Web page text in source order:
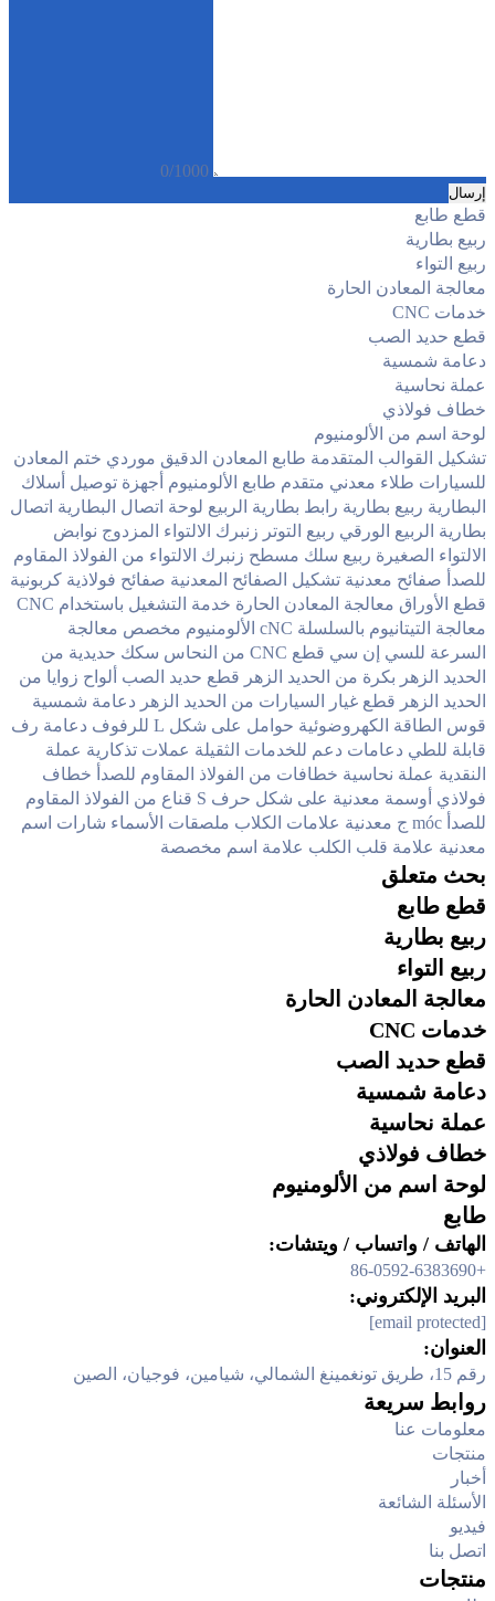
0/1000
إرسال
قطع طابع
ربيع بطارية
ربيع التواء
معالجة المعادن الحارة
خدمات CNC
قطع حديد الصب
دعامة شمسية
عملة نحاسية
خطاف فولاذي
لوحة اسم من الألومنيوم
تشكيل القوالب المتقدمة طابع المعادن الدقيق موردي ختم المعادن
للسيارات طلاء معدني متقدم طابع الألومنيوم أجهزة توصيل أسلاك
البطارية ربيع بطارية رابط بطارية الربيع لوحة اتصال البطارية اتصال
بطارية الربيع الورقي ربيع التوتر زنبرك الالتواء المزدوج نوابض
الالتواء الصغيرة ربيع سلك مسطح زنبرك الالتواء من الفولاذ المقاوم
للصدأ صفائح معدنية تشكيل الصفائح المعدنية صفائح فولاذية كربونية
قطع الأوراق معالجة المعادن الحارة خدمة التشغيل باستخدام CNC
معالجة التيتانيوم بالسلسلة cNC الألومنيوم مخصص
معالجة
السرعة للسي إن سي قطع CNC من النحاس
سكك حديدية من
الحديد الزهر بكرة من الحديد الزهر قطع حديد الصب ألواح زوايا من
الحديد الزهر قطع غيار السيارات من الحديد الزهر دعامة شمسية
قوس الطاقة الكهروضوئية حوامل على شكل L للرفوف
دعامة رف
قابلة للطي دعامات دعم للخدمات الثقيلة عملات تذكارية عملة
النقدية عملة نحاسية خطافات من الفولاذ المقاوم للصدأ خطاف
فولاذي أوسمة معدنية على شكل حرف S
قناع من الفولاذ المقاوم
للصدأ móc ج معدنية علامات الكلاب ملصقات الأسماء شارات اسم
معدنية علامة قلب الكلب علامة اسم مخصصة
بحث متعلق
قطع طابع
ربيع بطارية
ربيع التواء
معالجة المعادن الحارة
خدمات CNC
قطع حديد الصب
دعامة شمسية
عملة نحاسية
خطاف فولاذي
لوحة اسم من الألومنيوم
طابع
الهاتف / واتساب / ويتشات:
+86-0592-6383690
البريد الإلكتروني:
[email protected]
العنوان:
رقم 15، طريق تونغمينغ الشمالي، شيامين، فوجيان، الصين
روابط سريعة
معلومات عنا
منتجات
أخبار
الأسئلة الشائعة
فيديو
اتصل بنا
منتجات